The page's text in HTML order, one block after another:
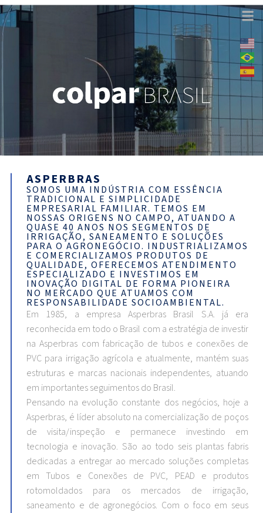
ASPERBRAS
SOMOS UMA INDÚSTRIA COM ESSÊNCIA
TRADICIONAL E SIMPLICIDADE
EMPRESARIAL FAMILIAR. TEMOS EM
NOSSAS ORIGENS NO CAMPO, ATUANDO A
QUASE 40 ANOS NOS SEGMENTOS DE
IRRIGAÇÃO, SANEAMENTO E SOLUÇÕES
PARA O AGRONEGÓCIO. INDUSTRIALIZAMOS
E COMERCIALIZAMOS PRODUTOS DE
QUALIDADE, OFERECEMOS ATENDIMENTO
ESPECIALIZADO E INVESTIMOS EM
INOVAÇÃO DIGITAL DE FORMA PIONEIRA
NO MERCADO QUE ATUAMOS COM
RESPONSABILIDADE SOCIOAMBIENTAL.
Em 1985, a empresa Asperbras Brasil S.A. já era
reconhecida em todo o Brasil com a estratégia de investir
na Asperbras com fabricação de tubos e conexões de
PVC para irrigação agrícola e atualmente, mantém suas
estruturas e marcas nacionais independentes, atuando
em importantes seguimentos do Brasil.
Pensando na evolução constante dos negócios, hoje a
Asperbras, é líder absoluto na comercialização de poços
de visita/inspeção e permanece investindo em
tecnologia e inovação. São ao todo seis plantas fabris
dedicadas a entregar ao mercado soluções completas
em Tubos e Conexões de PVC, PEAD e produtos
rotomoldados para os mercados de irrigação,
saneamento e de agronegócios. Com o foco em seus